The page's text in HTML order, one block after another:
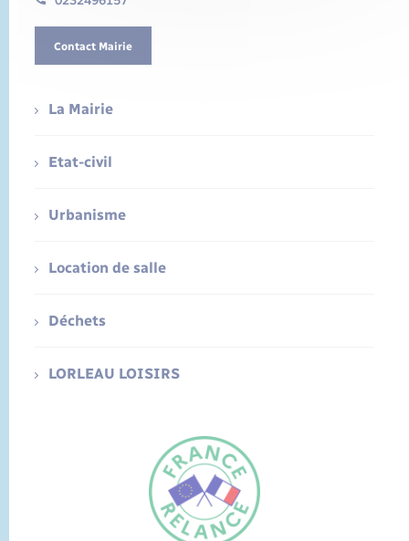
Contact Mairie
La Mairie
Etat-civil
Urbanisme
Location de salle
Déchets
LORLEAU LOISIRS